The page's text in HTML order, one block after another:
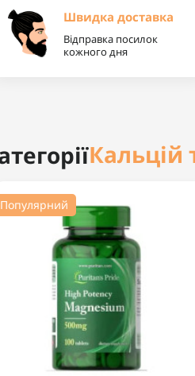
Швидка доставка
Відправка посилок
кожного дня
Кальцій
Популярний